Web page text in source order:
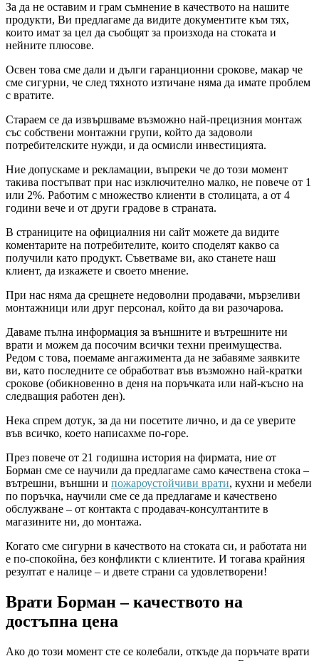
За да не оставим и грам съмнение в качеството на нашите
продукти, Ви предлагаме да видите документите към тях,
които имат за цел да съобщят за произхода на стоката и
нейните плюсове.
Освен това сме дали и дълги гаранционни срокове, макар че
сме сигурни, че след тяхното изтичане няма да имате проблем
с вратите.
Стараем се да извършваме възможно най-прецизния монтаж
със собствени монтажни групи, който да задоволи
потребителските нужди, и да осмисли инвестицията.
Ние допускаме и рекламации, въпреки че до този момент
такива постъпват при нас изключително малко, не повече от 1
или 2%. Работим с множество клиенти в столицата, а от 4
години вече и от други градове в страната.
В страниците на официалния ни сайт можете да видите
коментарите на потребителите, които споделят какво са
получили като продукт. Съветваме ви, ако станете наш
клиент, да изкажете и своето мнение.
При нас няма да срещнете недоволни продавачи, мързеливи
монтажници или друг персонал, който да ви разочарова.
Даваме пълна информация за външните и вътрешните ни
врати и можем да посочим всички техни преимущества.
Редом с това, поемаме ангажимента да не забавяме заявките
ви, като последните се обработват във възможно най-кратки
срокове (обикновенно в деня на поръчката или най-късно на
следващия работен ден).
Нека спрем дотук, за да ни посетите лично, и да се уверите
във всичко, което написахме по-горе.
През повече от 21 годишна история на фирмата, ние от
Борман сме се научили да предлагаме само качествена стока –
вътрешни, външни и пожароустойчиви врати, кухни и мебели
по поръчка, научили сме се да предлагаме и качествено
обслужване – от контакта с продавач-консултантите в
магазините ни, до монтажа.
Когато сме сигурни в качеството на стоката си, и работата ни
е по-спокойна, без конфликти с клиентите. И тогава крайния
резултат е налице – и двете страни са удовлетворени!
Врати Борман – качеството на
достъпна цена
Ако до този момент сте се колебали, откъде да поръчате врати